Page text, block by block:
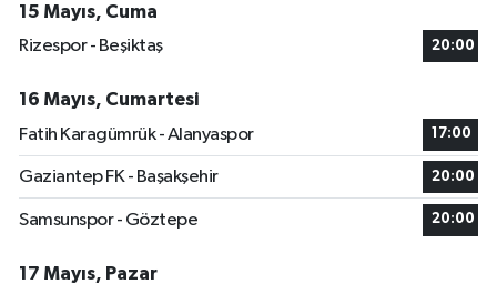
15 Mayıs, Cuma
Rizespor - Beşiktaş
20:00
16 Mayıs, Cumartesi
Fatih Karagümrük - Alanyaspor
17:00
Gaziantep FK - Başakşehir 20:00
Samsunspor - Göztepe 20:00
17 Mayıs, Pazar